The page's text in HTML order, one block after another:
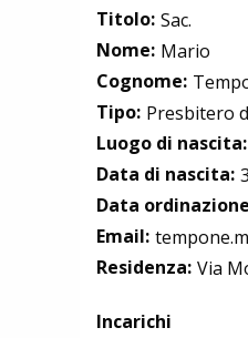
Titolo: Sac.
Nome: Mario
Cognome:
Tipo: Presbitero
Luogo di nascita:
Data di nascita:
Data
Email:
Residenza: Via
Incarichi